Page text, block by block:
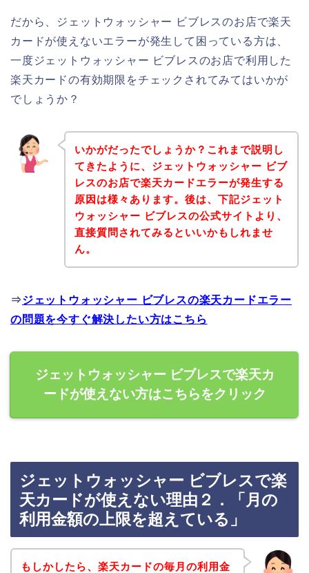
だから、ジェットウォッシャー ビブレスのお店で楽天
カードが使えないエラーが発生して困っている方は、
一度ジェットウォッシャー ビブレスのお店で利用した
楽天カードの有効期限をチェックされてみてはいかが
でしょうか？
いかがだったでしょうか？これまで説明し
てきたように、ジェットウォッシャー ビブ
レスのお店で楽天カードエラーが発生する
原因は様々あります。後は、下記ジェット
ウォッシャー ビブレスの公式サイトより、
直接質問されてみるといいかもしれませ
ん。
⇒ジェットウォッシャー ビブレスの楽天カードエラー
の問題を今すぐ解決したい方はこちら
ジェットウォッシャー ビブレスで楽天カ
ードが使えない方はこちらをクリック
ジェットウォッシャー ビブレスで楽
天カードが使えない理由２．「月の
利用金額の上限を超えている」
もしかしたら、楽天カードの毎月の利用金